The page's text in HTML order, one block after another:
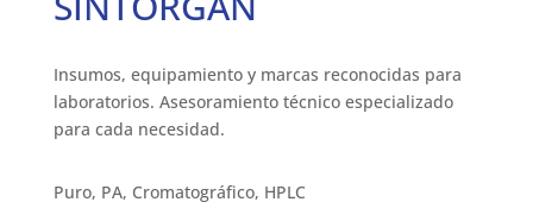
Insumos, equipamiento y marcas reconocidas para
laboratorios. Asesoramiento técnico especializado
para cada necesidad.
Puro, PA, Cromatográfico, HPLC